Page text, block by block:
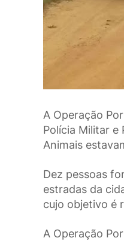
A Operação
Polícia Militar e
Animais
Dez pessoas
estradas da
cujo objetivo é
A Operação